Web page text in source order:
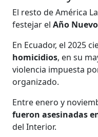
El resto de América
festejar elAño
En Ecuador, el 2025
homicidios, en su
violencia impuesta
organizado.
Entre enero y
fueron asesinadas
del Interior.